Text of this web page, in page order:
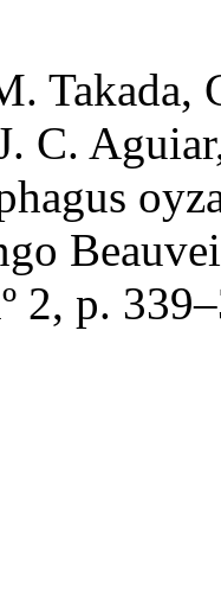
Takada,
C.
2, p.